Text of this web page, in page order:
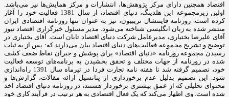
اقتصاد همچنین دارای مرکز پژوهش‌ها، انتشارات و مرکز همایش‌ها نیز می‌باشد.
اولین زیرمجموعه این هلدینگ، دنیای اقتصاد، از سال 1381 فعالیت خود را آغاز
کرده است. روزنامه فایننشال تریبیون، نیز به عنوان تنها روزنامه اقتصادی ایران
منتشر شده به زبان انگلیسی شناخته می‌شود. مدیر مسئول خبرگزاری اقتصاد نیوز
آقای علیرضا بختیاری، مدیرعامل شرکت دنیای اقتصاد تابان است. آقای بختیاری در
توضیح و تشریح مجموعه فعالیت‌های دنیای اقتصاد بیان می‌دارند که: پس از به ثبات
رسیدن مجموعه روزنامه «دنیای اقتصاد» برای پوشش و جبران نقاط ضعف کشف
شده در روزنامه از جهات مختلف و تحقق بخشیدن به برنامه‌های توسعه فعالیت
خود، تصمیم گرفته شد تا هفته نامه تجارت فردا در تیرماه سال 1391 راه‌اندازی
شود. این تصمیم بدلیل عدم برخورداری از پتانسیل ارائه مقالات، گزارش‌ها و
محتوای تحلیلی که از عمق بیشتری برخوردار هستند، در روزنامه دنیای اقتصاد اخذ
شده است. وی اظهار می‌کند که یک فعال اقتصادی به هر ترتیب در فرآیند کاری خود